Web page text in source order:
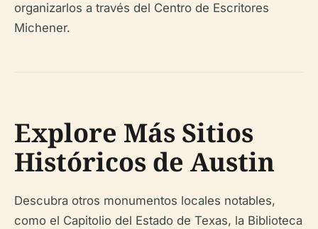
organizarlos a través del Centro de Escritores
Michener.
Explore Más Sitios
Históricos de Austin
Descubra otros monumentos locales notables,
como el Capitolio del Estado de Texas, la Biblioteca